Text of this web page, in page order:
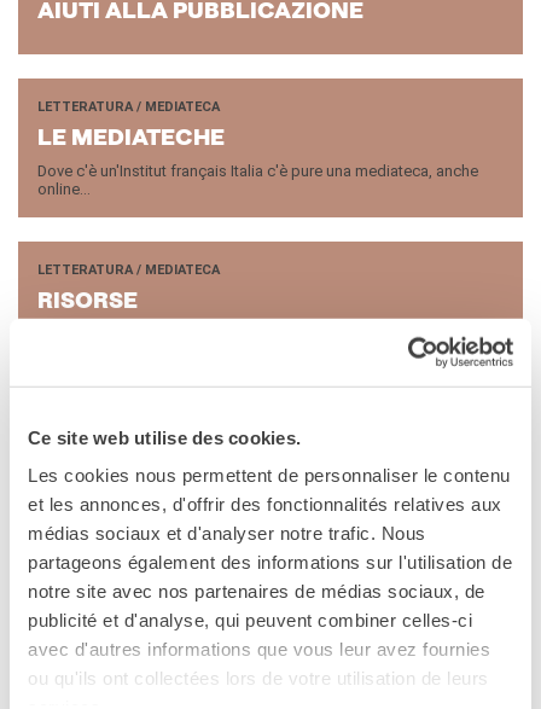
Ce site web utilise des cookies.
Les cookies nous permettent de personnaliser le contenu
et les annonces, d'offrir des fonctionnalités relatives aux
médias sociaux et d'analyser notre trafic. Nous
partageons également des informations sur l'utilisation de
notre site avec nos partenaires de médias sociaux, de
publicité et d'analyse, qui peuvent combiner celles-ci
avec d'autres informations que vous leur avez fournies
ou qu'ils ont collectées lors de votre utilisation de leurs
AIUTI ALLA PUB­BLI­CA­ZIO­NE
LETTERATURA / MEDIATECA
LE ME­DIA­TE­CHE
Dove c'è un'Institut français Italia c'è pure una mediateca, anche
online...
LETTERATURA / MEDIATECA
RI­SOR­SE
In questa sezione